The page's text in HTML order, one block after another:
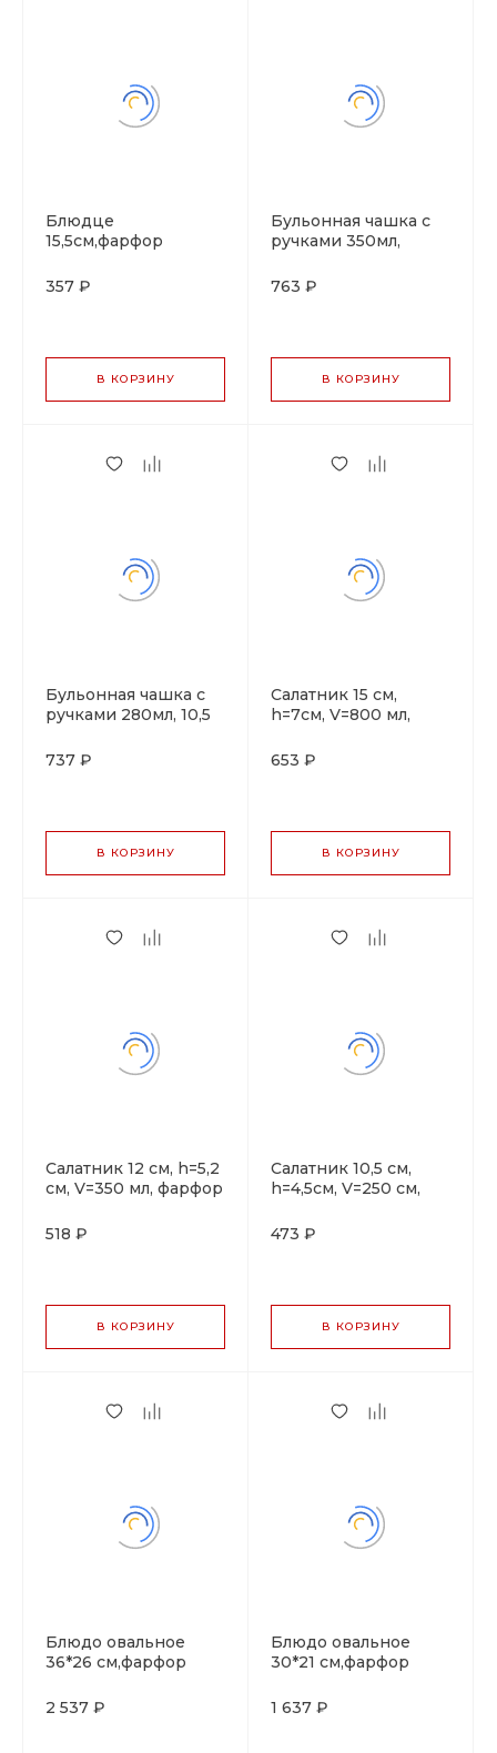
Блюдце
15,5см,фарфор
"IMPRESS"
357 ₽
В КОРЗИНУ
Бульонная чашка с
ручками 350мл,
фарфор "NOBLE"
763 ₽
В КОРЗИНУ
Бульонная чашка с
ручками 280мл, 10,5
"NOBLE" серия
737 ₽
В КОРЗИНУ
Салатник 15 см,
h=7см, V=800 мл,
серия "IMPRESS"
653 ₽
В КОРЗИНУ
Салатник 12 см, h=5,2
см, V=350 мл, фарфор
"IMPRESS"
518 ₽
В КОРЗИНУ
Салатник 10,5 см,
h=4,5см, V=250 см,
серия "IMPRESS"
473 ₽
В КОРЗИНУ
Блюдо овальное
36*26 см,фарфор
"IMPRESS"
2 537 ₽
Блюдо овальное
30*21 см,фарфор
"IMPRESS"
1 637 ₽